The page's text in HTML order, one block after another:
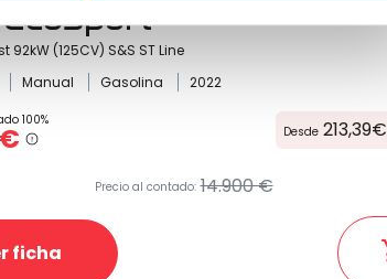
92kW (125CV) S&S ST Line
Manual Gasolina 2022
100%
Desde 213,39€
Precio al contado: 14.900 €
ficha